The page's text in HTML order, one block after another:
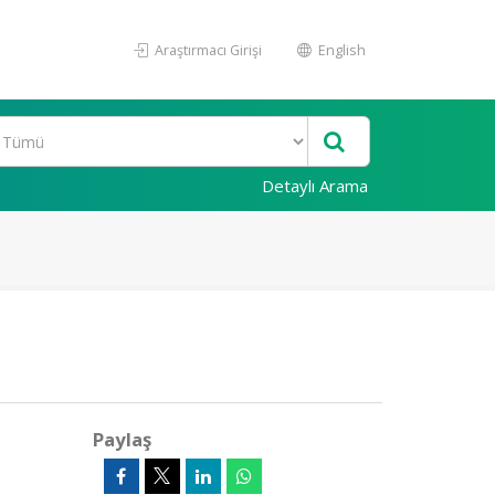
Araştırmacı Girişi English
Detaylı Arama
Paylaş